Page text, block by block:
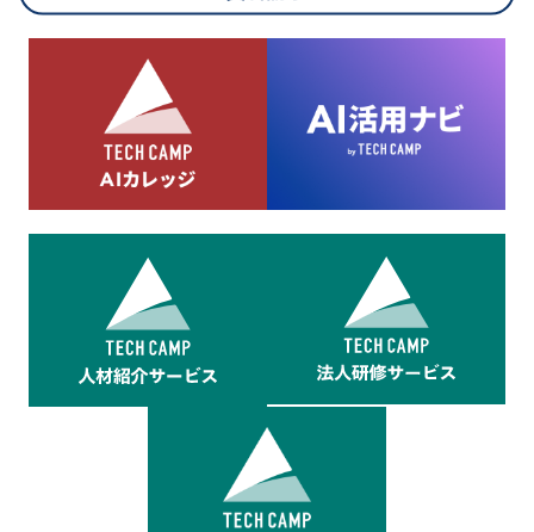
8.cookieにより取得・分析した情報とその利用について
当社は第三者が運営するデータ・マネジメント・プラットフォ
ームからcookieにより収集されたウェブの閲覧機歴及びその分
析結果を取得し、これをお客様の個人データと結びつけた上
で、広告配信等の目的で利用いたします。